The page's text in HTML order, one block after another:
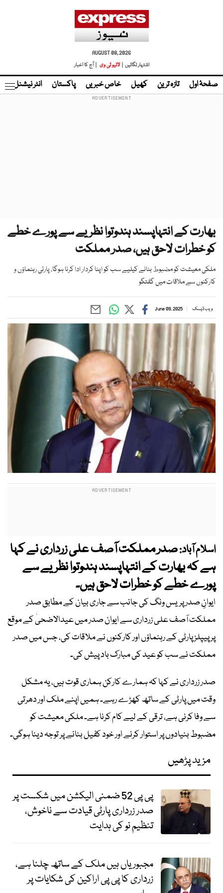
AUGUST 08, 2026
اشتہار لگائیں |
لائیو ٹی وی | آج کا اخبار
صفحۂ اول تازہ ترین کھیل خاص خبریں پاکستان انٹر نیشنل
بھارت کے انتہاپسند ہندوتوا نظریے سے پورے خطے
کو خطرات لاحق ہیں، صدر مملکت
ملکی معیشت کو مضبوط بنانے کیلیے سب کو اپنا کردار ادا کرنا ہوگا، پارٹی رہنماؤں و
کارکنوں سے ملاقات میں گفتگو
ویب ڈیسک June 09, 2025
اسلام آباد:صدر مملکت آصف علی زرداری نے کہا
ہے کہ بھارت کے انتہاپسند ہندوتوا نظریے سے
پورے خطے کو خطرات لاحق ہیں۔
ایوانِ صدر پریس ونگ کی جانب سے جاری بیان کے مطابق صدر
مملکت آصف علی زرداری سے ایوان صدر میں عیدالاضحیٰ کے موقع
پر پیپلز پارٹی کے رہنماؤں اور کارکنوں نے ملاقات کی، جس میں صدر
مملکت نے سب کو عید کی مبارک باد پیش کی۔
صدر زرداری نے کہا کہ ہمارے کارکن ہماری قوت ہیں، یہ مشکل
وقت میں پارٹی کے ساتھ کھڑے رہے۔ ہمیں اپنے ملک اور دھرتی
سے وفا کرنی ہے، ترقی کے لیے كام کرنا ہے۔ ملکی معیشت کو
مضبوط بنیادوں پر استوار کرنے اور خود کفیل بنانے پر توجہ دینا ہوگی۔
مزید پڑھیں
پی پی 52 ضمنی الیکشن میں شکست پر
صدر زرداری پارٹی قیادت سے ناخوش،
تنظیم نو کی ہدایت
مجبوریاں ہیں ملک کے ساتھ چلنا ہے،
زرداری کا پی پی اراکین کی شکایات پر